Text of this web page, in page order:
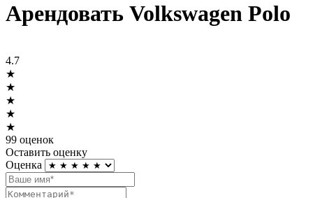
Арендовать Volkswagen Polo
4.7
★
★
★
★
★
99 оценок
Оставить оценку
Оценка